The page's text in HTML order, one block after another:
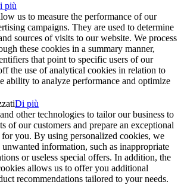
più
us to measure the performance of our
campaigns. They are used to determine
sources of visits to our website. We process
these cookies in a summary manner,
that point to specific users of our
the use of analytical cookies in relation to
ability to analyze performance and optimize
Di più
other technologies to tailor our business to
of our customers and prepare an exceptional
you. By using personalized cookies, we
information, such as inappropriate
or useless special offers. In addition, the
allows us to offer you additional
recommendations tailored to your needs.